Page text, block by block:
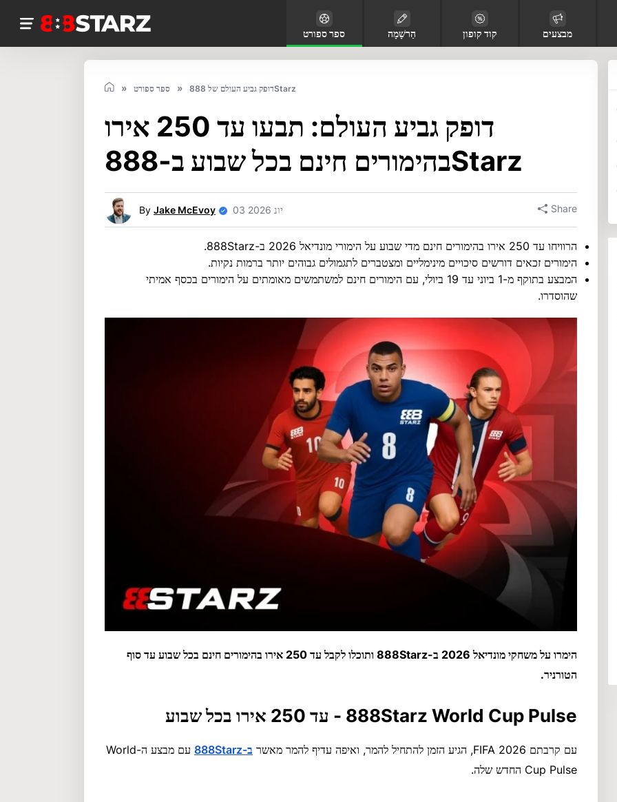
ספר ספורט הַרשָׁמָה קוד קופון מבצעים
ספר ספורט דופק גביע העולם של 888Starz
דופק גביע העולם: תבעו עד 250 אירו
בהימורים חינם בכל שבוע ב-888Starz
By Jake McEvoy 03 יונ 2026 Share
הרוויחו עד 250 אירו בהימורים חינם מדי שבוע על הימורי מונדיאל 2026 ב-888Starz.
הימורים זכאים דורשים סיכויים מינימליים ומצטברים לתגמולים גבוהים יותר ברמות נקיות.
המבצע בתוקף מ-1 ביוני עד 19 ביולי, עם הימורים חינם למשתמשים מאומתים על הימורים בכסף אמיתי
שהוסדרו.
הימרו על משחקי מונדיאל 2026 ב-888Starz ותוכלו לקבל עד 250 אירו בהימורים חינם בכל שבוע עד סוף
הטורניר.
888Starz World Cup Pulse - עד 250 אירו בכל שבוע
עם קרבתם FIFA 2026, הגיע הזמן להתחיל להמר, ואיפה עדיף להמר מאשר ב-888Starz
עם מבצע ה-World
Cup Pulse החדש שלה.